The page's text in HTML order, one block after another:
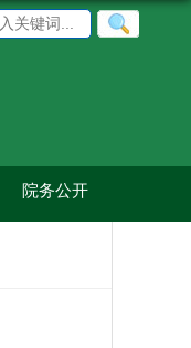
院务公开